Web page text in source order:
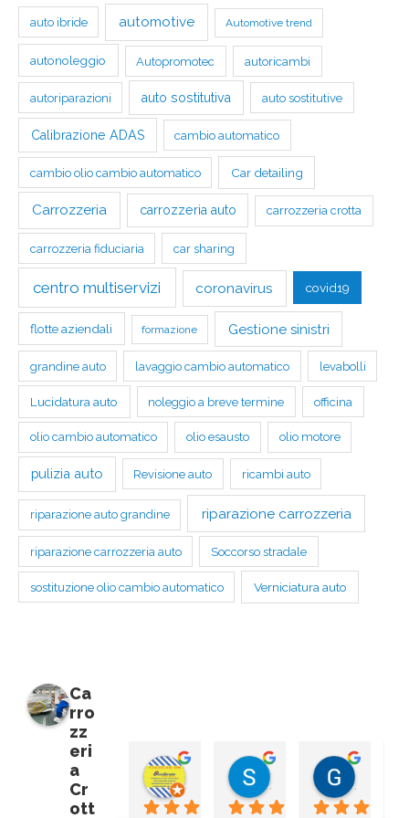
auto ibride automotive Automotive trend
autonoleggio Autopromotec autoricambi
autoriparazioni auto sostitutiva auto sostitutive
Calibrazione ADAS cambio automatico
cambio olio cambio automatico Car detailing
Carrozzeria carrozzeria auto carrozzeria crotta
carrozzeria fiduciaria car sharing
centro multiservizi coronavirus covid19
flotte aziendali formazione Gestione sinistri
grandine auto lavaggio cambio automatico levabolli
Lucidatura auto noleggio a breve termine officina
olio cambio automatico olio esausto olio motore
pulizia auto Revisione auto ricambi auto
riparazione auto grandine riparazione carrozzeria
riparazione carrozzeria auto Soccorso stradale
sostituzione olio cambio automatico Verniciatura auto
Ca
rro
zz
eri
a
Cr
ott
2 anni fa 2 anni fa 2 anni fa